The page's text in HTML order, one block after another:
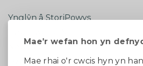
Mae’r wefan hon yn
Mae rhai o'r cwcis hyn yn
Ynglŷn â StoriPowys
Newyddion Diweddaraf
Dywedwch eich barn